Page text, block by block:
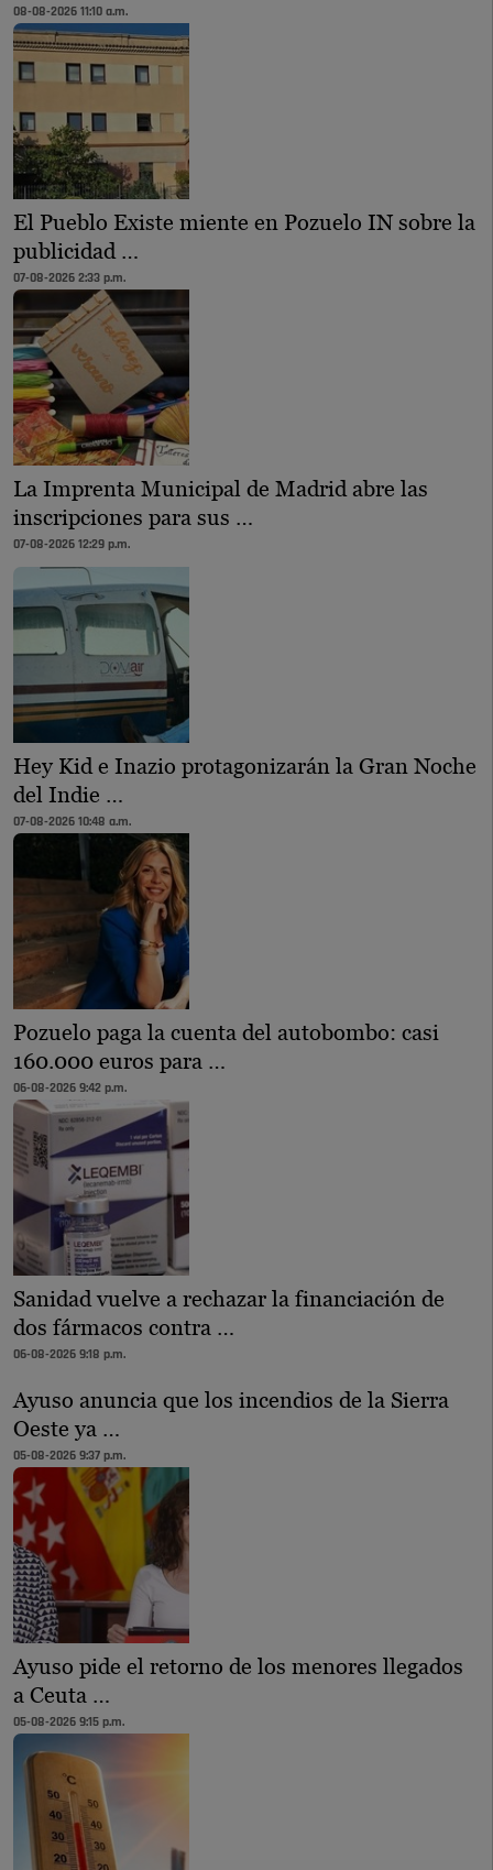
08-08-2026 11:10 a.m.
El Pueblo Existe miente en Pozuelo IN sobre la
publicidad …
07-08-2026 2:33 p.m.
La Imprenta Municipal de Madrid abre las
inscripciones para sus …
07-08-2026 12:29 p.m.
Hey Kid e Inazio protagonizarán la Gran Noche
del Indie …
07-08-2026 10:48 a.m.
Pozuelo paga la cuenta del autobombo: casi
160.000 euros para …
06-08-2026 9:42 p.m.
Sanidad vuelve a rechazar la financiación de
dos fármacos contra …
06-08-2026 9:18 p.m.
Ayuso anuncia que los incendios de la Sierra
Oeste ya …
05-08-2026 9:37 p.m.
Ayuso pide el retorno de los menores llegados
a Ceuta …
05-08-2026 9:15 p.m.